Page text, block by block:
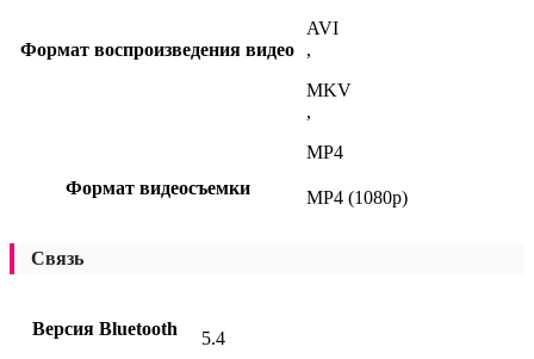
Формат воспроизведения видео
AVI
,
MKV
,
MP4
Формат видеосъемки
MP4 (1080p)
Связь
Версия Bluetooth
5.4